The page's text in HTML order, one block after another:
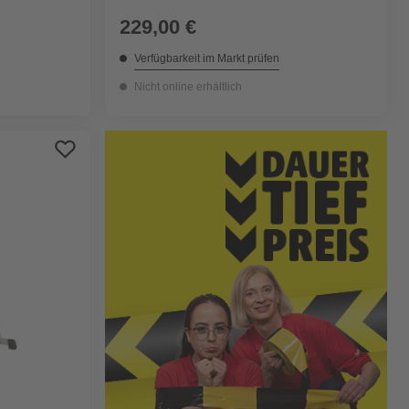
229,00 €
Verfügbarkeit im Markt prüfen
Nicht online erhältlich